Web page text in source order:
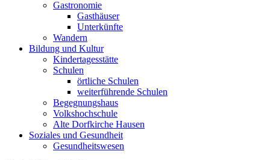
Gastronomie
Gasthäuser
Unterkünfte
Wandern
Bildung und Kultur
Kindertagesstätte
Schulen
örtliche Schulen
weiterführende Schulen
Begegnungshaus
Volkshochschule
Alte Dorfkirche Hausen
Soziales und Gesundheit
Gesundheitswesen